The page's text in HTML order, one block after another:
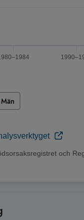
Män
och